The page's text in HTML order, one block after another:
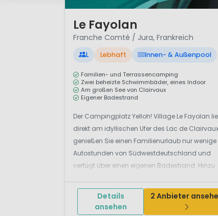
Le Fayolan
Franche Comté / Jura, Frankreich
L Lebhaft Innen- & Außenpool
Familien- und Terrassencamping
Zwei beheizte Schwimmbäder, eines Indoor
Am großen See von Clairvaux
Eigener Badestrand
Der Campingplatz Yelloh! Village Le Fayolan
direkt am idyllischen Ufer des Lac de
genießen Sie einen Familienurlaub nur wenige
Autostunden von Südwestdeutschland und
verfügt über einen eigenen Badestrand. Hinzu
Kanuverleih und viele weitere, naturnahe
Freizeitangebote. Kulturreiche St...
Details
ansehen
2 Anbieter